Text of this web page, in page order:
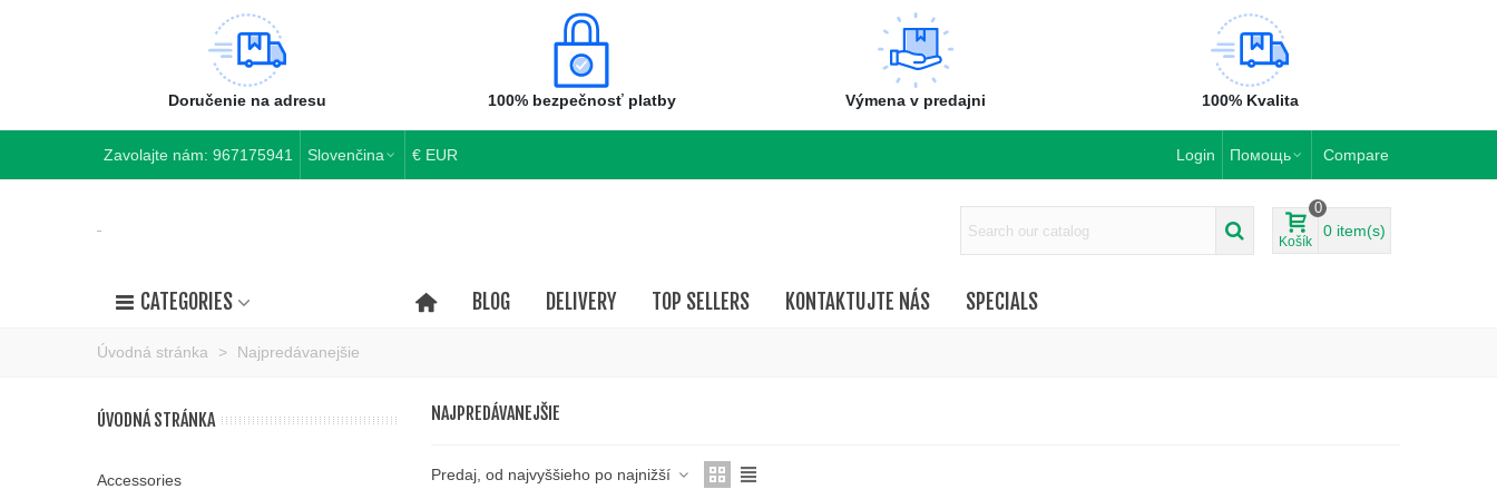
Doručenie na adresu 100% bezpečnosť platby Výmena v predajni 100% Kvalita
Zavolajte nám: 967175941 Slovenčina € EUR Login Помощь Compare
Košík
0
0 item(s)
CATEGORIES BLOG DELIVERY TOP SELLERS KONTAKTUJTE NÁS SPECIALS
Úvodná stránka > Najpredávanejšie
ÚVODNÁ STRÁNKA
Accessories
NAJPREDÁVANEJŠIE
Predaj, od najvyššieho po najnižší